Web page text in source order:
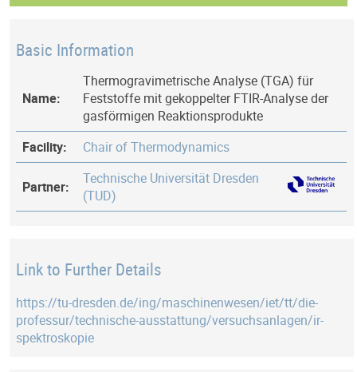
Basic Information
Name:
Thermogravimetrische Analyse (TGA) für
Feststoffe mit gekoppelter FTIR-Analyse der
gasförmigen Reaktionsprodukte
Facility:
Chair of Thermodynamics
Partner:
Technische Universität Dresden
(TUD)
Link to Further Details
https://tu-dresden.de/ing/maschinenwesen/iet/tt/die-
professur/technische-ausstattung/versuchsanlagen/ir-
spektroskopie